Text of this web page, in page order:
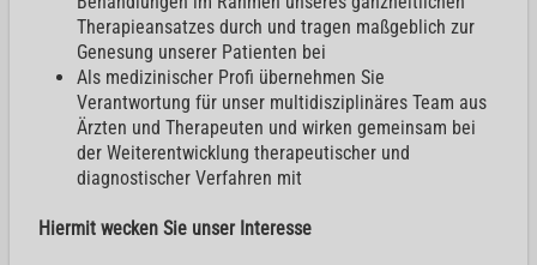
Therapieansatzes durch und tragen maßgeblich zur
Genesung unserer Patienten bei
Als medizinischer Profi übernehmen Sie
Verantwortung für unser multidisziplinäres Team aus
Ärzten und Therapeuten und wirken gemeinsam bei
der Weiterentwicklung therapeutischer und
diagnostischer Verfahren mit
Hiermit wecken Sie unser Interesse